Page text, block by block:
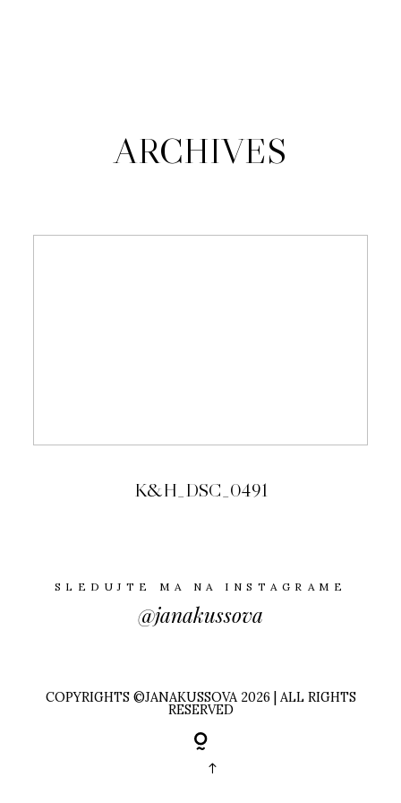
KONTAKT
ARCHIVES
K&H_DSC_0491
SLEDUJTE MA NA INSTAGRAME
@janakussova
COPYRIGHTS ©JANAKUSSOVA 2026 | ALL RIGHTS
RESERVED